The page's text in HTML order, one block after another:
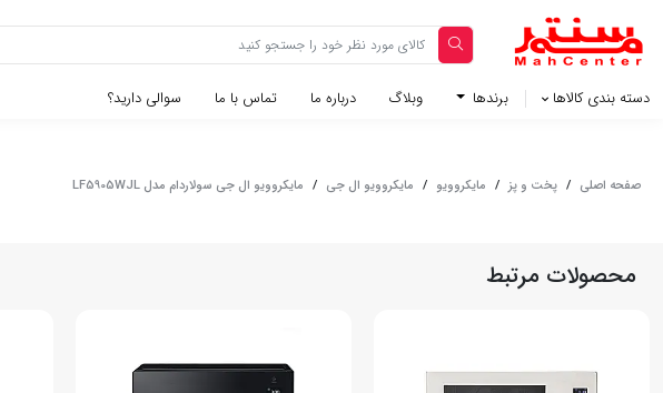
دسته بندی کالاها برندها وبلاگ‌ درباره ما تماس با ما سوالی دارید؟
صفحه اصلی / پخت و پز / مایکروویو / مایکروویو ال جی / مایکروویو ال جی سولاردام مدل LF5905WJL
محصولات مرتبط